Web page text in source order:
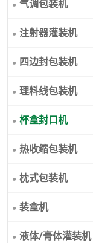
气调包装机
注射器灌装机
四边封包装机
理料线包装机
杯盒封口机
热收缩包装机
枕式包装机
装盒机
液体/膏体灌装机